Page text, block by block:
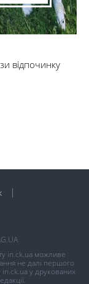
відпочинку
in.ck.ua можливе
не далі першого
in.ck.ua у друкованих